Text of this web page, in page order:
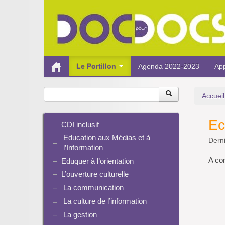
Le Portillon Agenda 2022-2023
Accueil
A
CDI inclusif
Education aux Médias et à
l’Information
EMI et translittératie
La culture de la participation
Identité / Présence numérique /
Traces
Eduquer à l’orientation
L’ouverture culturelle
La communication
Plaquettes de communication
Présence numérique du CDI
La culture de l’information
Ressources pour penser une
La gestion